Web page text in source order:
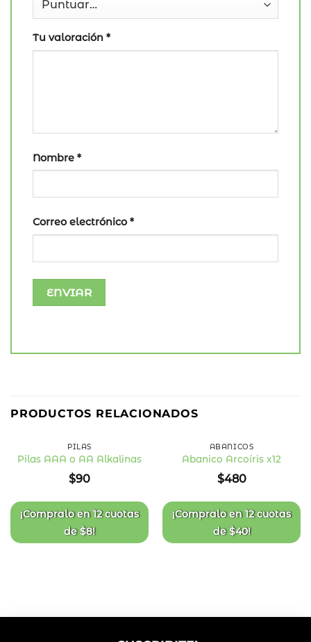
Tu valoración *
Nombre *
Correo electrónico *
PRODUCTOS RELACIONADOS
de
deseos
PILAS
Pilas AAA o AA Alkalinas
$90
¡Compralo en12 cuotas
de$8!
de
deseos
ABANICOS
Abanico Arcoíris x12
$480
¡Compralo en12 cuotas
de$40!